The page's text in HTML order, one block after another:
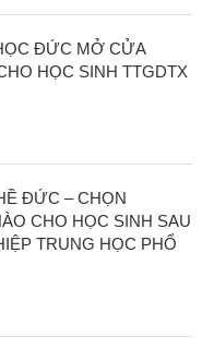
ĐỨC MỞ CỬA
HỌC SINH TTGDTX
ĐỨC – CHỌN
CHO HỌC SINH SAU
TRUNG HỌC PHỔ